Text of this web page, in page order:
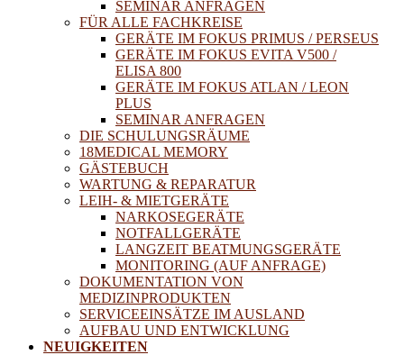
SEMINAR ANFRAGEN
FÜR ALLE FACHKREISE
GERÄTE IM FOKUS PRIMUS / PERSEUS
GERÄTE IM FOKUS EVITA V500 /
ELISA 800
GERÄTE IM FOKUS ATLAN / LEON
PLUS
SEMINAR ANFRAGEN
DIE SCHULUNGSRÄUME
18MEDICAL MEMORY
GÄSTEBUCH
WARTUNG & REPARATUR
LEIH- & MIETGERÄTE
NARKOSEGERÄTE
NOTFALLGERÄTE
LANGZEIT BEATMUNGSGERÄTE
MONITORING (AUF ANFRAGE)
DOKUMENTATION VON
MEDIZINPRODUKTEN
SERVICEEINSÄTZE IM AUSLAND
AUFBAU UND ENTWICKLUNG
NEUIGKEITEN